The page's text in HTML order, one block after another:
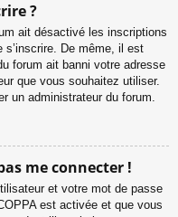
?
ait désactivé les inscriptions
s’inscrire. De même, il est
forum ait banni votre adresse
que vous souhaitez utiliser.
un administrateur du forum.
me connecter !
et votre mot de passe
est activée et que vous